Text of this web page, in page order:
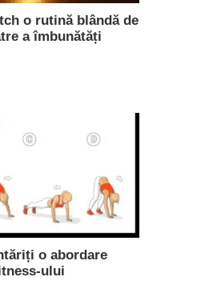
o rutină blândă de
a îmbunătăți
o abordare
ului